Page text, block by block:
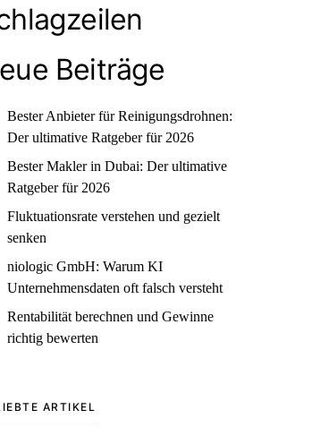
Beiträge
Bester Anbieter für Reinigungsdrohnen:
Der ultimative Ratgeber für 2026
Bester Makler in Dubai: Der ultimative
Ratgeber für 2026
Fluktuationsrate verstehen und gezielt
senken
niologic GmbH: Warum KI
Unternehmensdaten oft falsch versteht
Rentabilität berechnen und Gewinne
richtig bewerten
ARTIKEL